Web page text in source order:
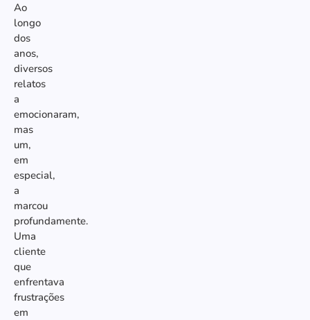
Ao
longo
dos
anos,
diversos
relatos
a
emocionaram,
mas
um,
em
especial,
a
marcou
profundamente.
Uma
cliente
que
enfrentava
frustrações
em